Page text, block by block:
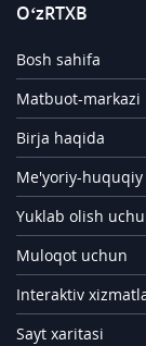
O‘zRTXB
Bosh sahifa
Matbuot-markazi
Birja haqida
Me'yoriy-huquqiy
Yuklab olish
Muloqot uchun
Interaktiv
Sayt xaritasi